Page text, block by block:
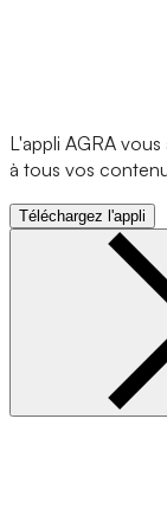
L'appli AGRA
à tous vos
Téléchargez l'appli